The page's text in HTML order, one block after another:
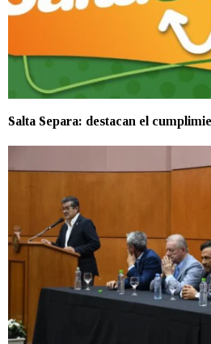
Salta Separa: destacan el